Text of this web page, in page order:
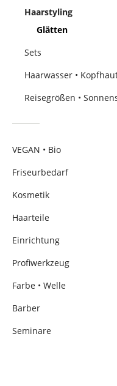
Haarstyling
Glätten
Sets
Haarwasser •
Reisegrößen •
VEGAN • Bio
Friseurbedarf
Kosmetik
Haarteile
Einrichtung
Profiwerkzeug
Farbe • Welle
Barber
Seminare